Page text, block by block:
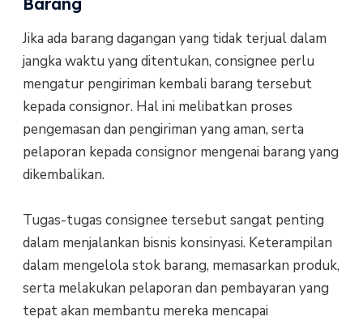
Jika ada barang dagangan yang tidak terjual dalam
jangka waktu yang ditentukan, consignee perlu
mengatur pengiriman kembali barang tersebut
kepada consignor. Hal ini melibatkan proses
pengemasan dan pengiriman yang aman, serta
pelaporan kepada consignor mengenai barang yang
dikembalikan.
Tugas-tugas consignee tersebut sangat penting
dalam menjalankan bisnis konsinyasi. Keterampilan
dalam mengelola stok barang, memasarkan produk,
serta melakukan pelaporan dan pembayaran yang
tepat akan membantu mereka mencapai